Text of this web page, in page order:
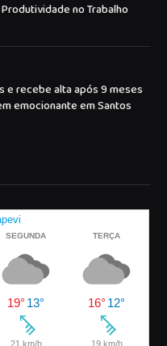
no Trabalho
e recebe alta após 9 meses
emocionante em Santos